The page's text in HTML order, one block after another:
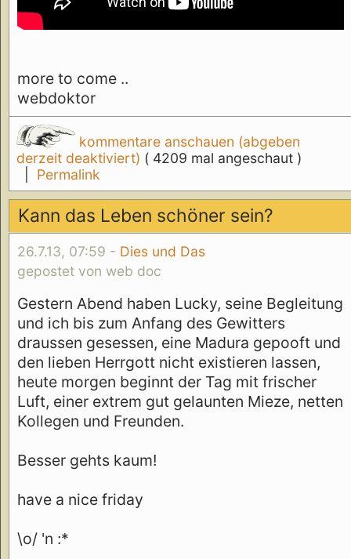
more to come ..
webdoktor
kommentare anschauen (abgeben
derzeit deaktiviert) ( 4209 mal angeschaut )
Permalink
Kann das Leben schöner sein?
26.7.13, 07:59 - Dies und Das
gepostet von web doc
Gestern Abend haben Lucky, seine Begleitung
und ich bis zum Anfang des Gewitters
draussen gesessen, eine Madura gepooft und
den lieben Herrgott nicht existieren lassen,
heute morgen beginnt der Tag mit frischer
Luft, einer extrem gut gelaunten Mieze, netten
Kollegen und Freunden.
Besser gehts kaum!
have a nice friday
\o/ 'n :*